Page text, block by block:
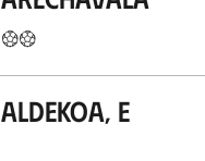
Aldekoa, E